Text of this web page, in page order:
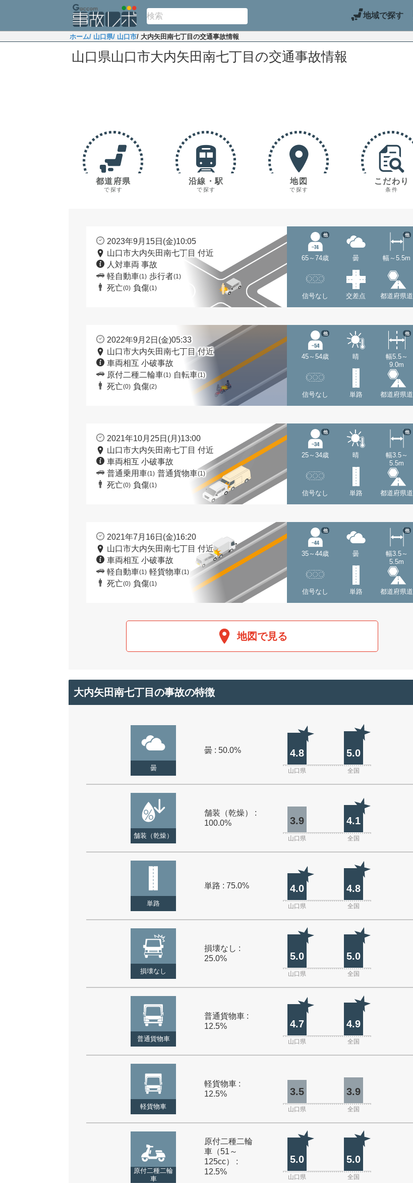
地域で探す
ホーム/ 山口県/ 山口市/ 大内矢田南七丁目の交通事故情報
山口県山口市大内矢田南七丁目の交通事故情報
都道府県
で探す
沿線・駅
で探す
地図
で探す
こだわり
条件
2023年9月15日(金)10:05
山口市大内矢田南七丁目 付近
人対車両 事故
軽自動車(1) 歩行者(1)
死亡(0) 負傷(1)
65～74歳
他
曇 幅～5.5m
他
信号なし 交差点 都道府県道
2022年9月2日(金)05:33
山口市大内矢田南七丁目 付近
車両相互 小破事故
原付二種二輪車(1) 自転車(1)
死亡(0) 負傷(2)
45～54歳
他
晴
幅5.5～
9.0m
他
信号なし 単路 都道府県道
2021年10月25日(月)13:00
山口市大内矢田南七丁目 付近
車両相互 小破事故
普通乗用車(1) 普通貨物車(1)
死亡(0) 負傷(1)
25～34歳
他
晴
幅3.5～
5.5m
他
信号なし 単路 都道府県道
2021年7月16日(金)16:20
山口市大内矢田南七丁目 付近
車両相互 小破事故
軽自動車(1) 軽貨物車(1)
死亡(0) 負傷(1)
35～44歳
他
曇
幅3.5～
5.5m
他
信号なし 単路 都道府県道
地図で見る
大内矢田南七丁目の事故の特徴
曇
曇 : 50.0% 4.8 5.0
山口県 全国
舗装（乾燥）
舗装（乾燥） :
100.0%
3.9 4.1
山口県 全国
単路
単路 : 75.0% 4.0 4.8
山口県 全国
損壊なし
損壊なし :
25.0%
5.0 5.0
山口県 全国
普通貨物車
普通貨物車 :
12.5%
4.7 4.9
山口県 全国
軽貨物車
軽貨物車 :
12.5%
3.5 3.9
山口県 全国
原付二種二輪
車
原付二種二輪
車（51～
125cc） :
12.5%
5.0 5.0
山口県 全国